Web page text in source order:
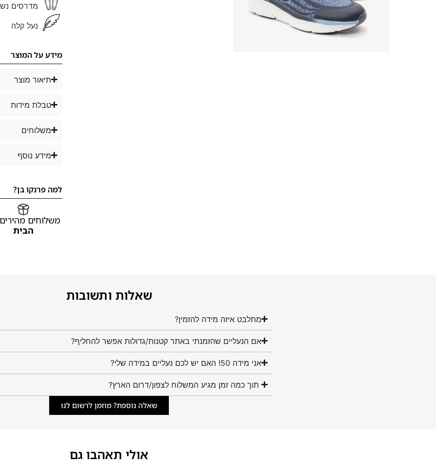
מדרסים
נעל קלה
מידע על המוצר
תיאור מוצר
טבלת מידות
משלוחים
מידע נוסף
למה פרנקו בן?
משלוחים
הבית
שאלות ותשובות
מתלבט איזה מידה להזמין?
אם הנעליים שהזמנתי באתר קטנות/גדולות אפשר להחליף?
אני מידה 50! האם יש לכם נעליים במידה שלי?
תוך כמה זמן מגיע המשלוח לצפון/דרום הארץ?
שאלה נוספת? מוזמן לרשום לנו
אולי תאהבו גם